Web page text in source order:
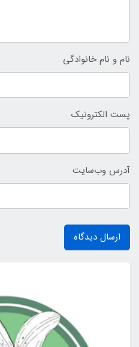
نام و نام خانوادگی
پست الکترونیک
آدرس وب‌سایت
ارسال دیدگاه